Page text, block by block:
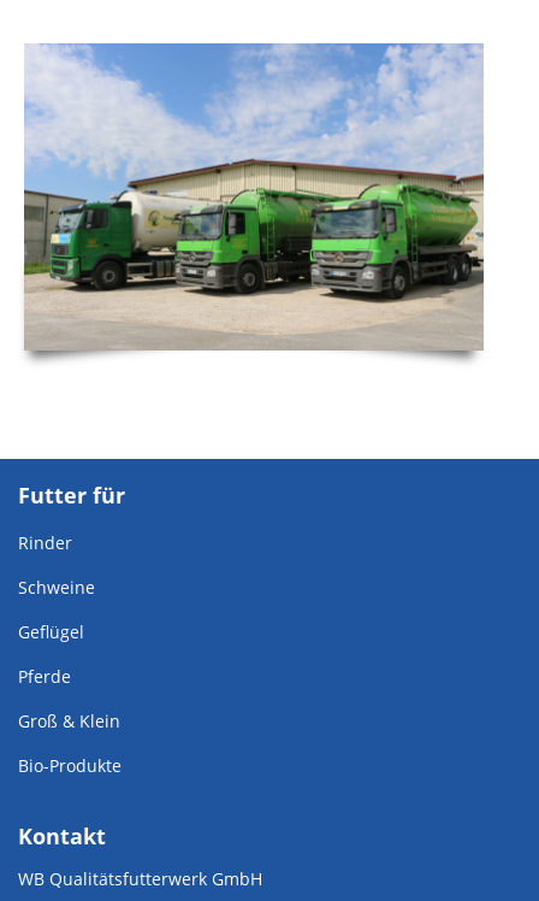
Futter für
Rinder
Schweine
Geflügel
Pferde
Groß & Klein
Bio-Produkte
Kontakt
WB Qualitätsfutterwerk GmbH